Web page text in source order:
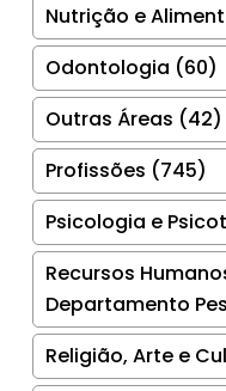
Nutrição e
Odontologia (60)
Outras Áreas (42)
Profissões (745)
Psicologia e
Recursos
Departamento
Religião, Arte e